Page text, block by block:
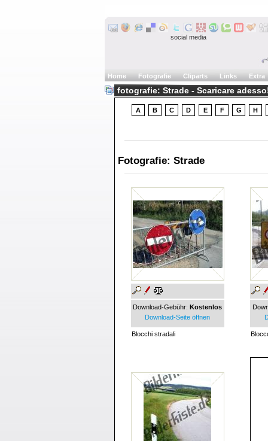
social media
Home Fotografie Cliparts Links Extra
fotografie: Strade - Scaricare
A B C D E F G H
Fotografie: Strade
Download-Gebühr: Kostenlos
Download-Seite öffnen
Blocchi stradali